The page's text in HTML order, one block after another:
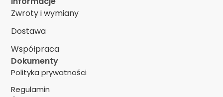
Zwroty i wymiany
Dostawa
Współpraca
Dokumenty
Polityka prywatności
Regulamin